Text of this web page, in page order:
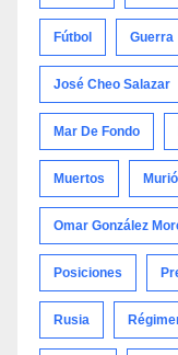
Fútbol Guerra
José Cheo Salazar
Mar De Fondo
Muertos Murió
Omar González
Posiciones
Rusia